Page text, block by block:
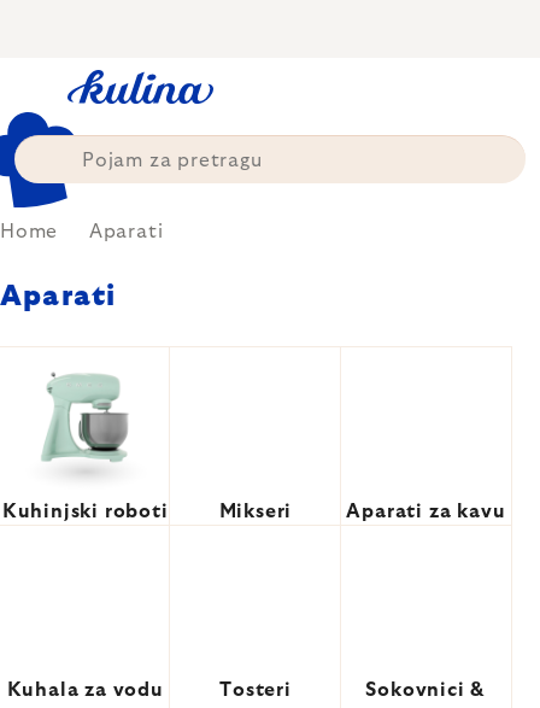
Home Aparati
Aparati
Kuhinjski roboti Mikseri Aparati za kavu
Kuhala za vodu Tosteri
Sokovnici &